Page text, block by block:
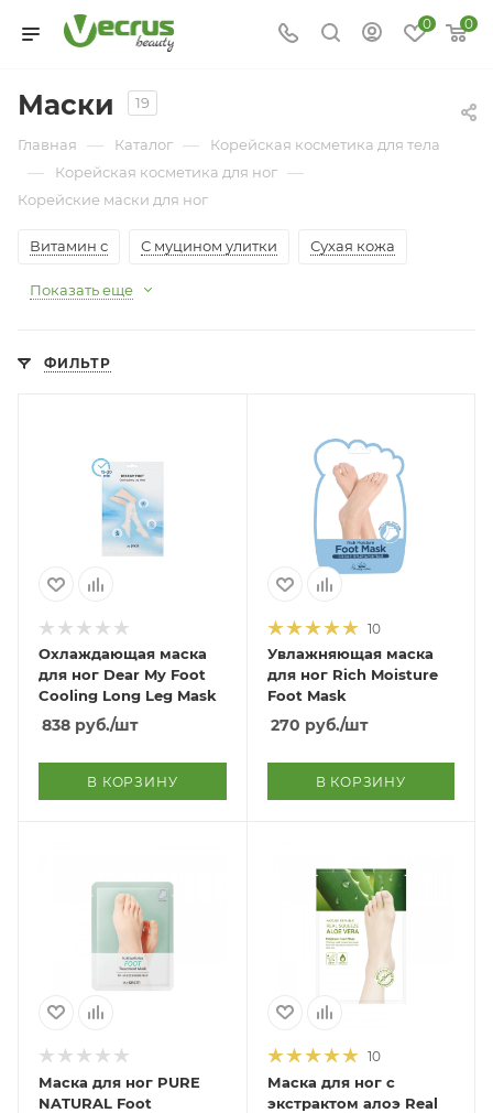
0 0
Маски 19
Главная — Каталог — Корейская косметика для тела
— Корейская косметика для ног —
Корейские маски для ног
Витамин с С муцином улитки Сухая кожа
Показать еще
ФИЛЬТР
Охлаждающая маска
для ног Dear My Foot
Cooling Long Leg Mask
838 руб./шт
В КОРЗИНУ
10
Увлажняющая маска
для ног Rich Moisture
Foot Mask
270 руб./шт
В КОРЗИНУ
Маска для ног PURE
NATURAL Foot
10
Маска для ног с
экстрактом алоэ Real